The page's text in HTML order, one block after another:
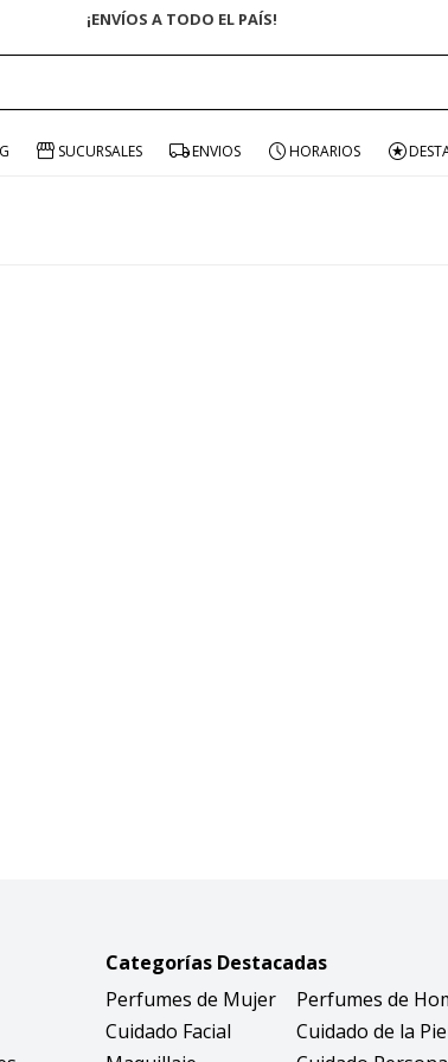
¡ENVÍOS A TODO EL PAÍS!
SUCURSALES ENVIOS HORARIOS
Categorías Destacadas
Perfumes de Mujer
Perfumes de
Cuidado Facial
Cuidado de la